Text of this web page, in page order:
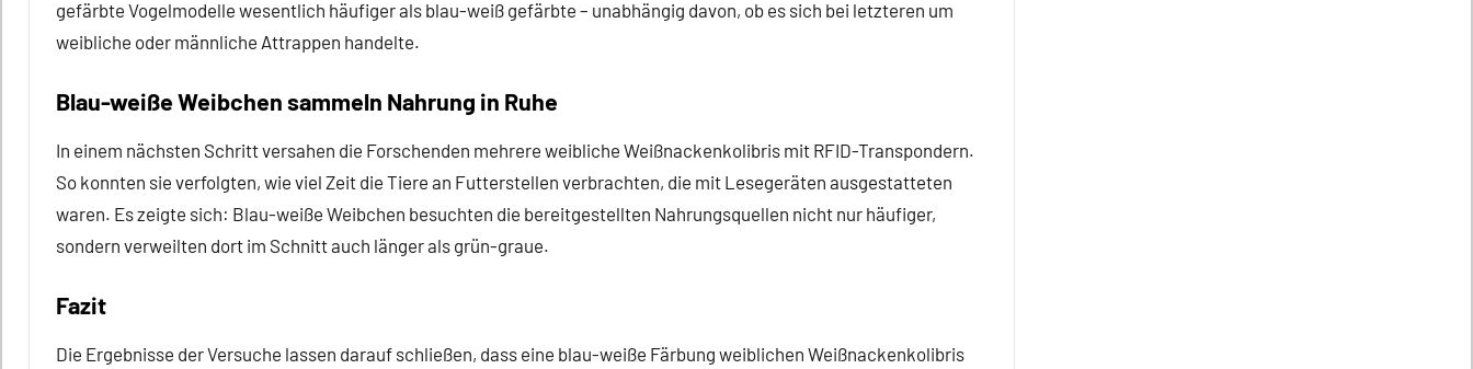
gefärbte Vogelmodelle wesentlich häufiger als blau-weiß gefärbte – unabhängig davon, ob es sich bei letzteren um
weibliche oder männliche Attrappen handelte.
Blau-weiße Weibchen sammeln Nahrung in Ruhe
In einem nächsten Schritt versahen die Forschenden mehrere weibliche Weißnackenkolibris mit RFID-Transpondern.
So konnten sie verfolgten, wie viel Zeit die Tiere an Futterstellen verbrachten, die mit Lesegeräten ausgestatteten
waren. Es zeigte sich: Blau-weiße Weibchen besuchten die bereitgestellten Nahrungsquellen nicht nur häufiger,
sondern verweilten dort im Schnitt auch länger als grün-graue.
Fazit
Die Ergebnisse der Versuche lassen darauf schließen, dass eine blau-weiße Färbung weiblichen Weißnackenkolibris